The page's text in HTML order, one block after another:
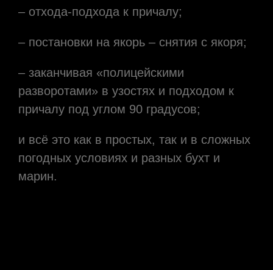
– отхода-подхода к причалу;
– постановки на якорь – снятия с якоря;
– заканчивая «полицейскими
разворотами» в узостях и подходом к
причалу под углом 90 градусов;
и всё это как в простых, так и в сложных
погодных условиях и разных бухт и
марин.